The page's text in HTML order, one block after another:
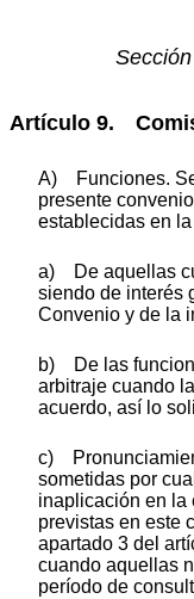
Artículo 9.
A) Funciones.
presente
establecidas en
a) De aquellas
siendo de interés
Convenio y de la
b) De las
arbitraje cuando
acuerdo, así lo
c)
sometidas por
inaplicación en la
previstas en este
apartado 3 del
cuando aquellas
período de